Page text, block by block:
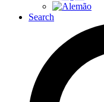
Search